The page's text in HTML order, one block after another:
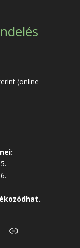
(online
Link